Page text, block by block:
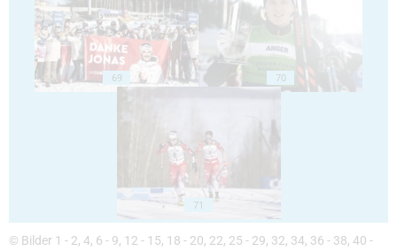
69 70
71
© Bilder 1 - 2, 4, 6 - 9, 12 - 15, 18 - 20, 22, 25 - 29, 32, 34, 36 - 38, 40 -